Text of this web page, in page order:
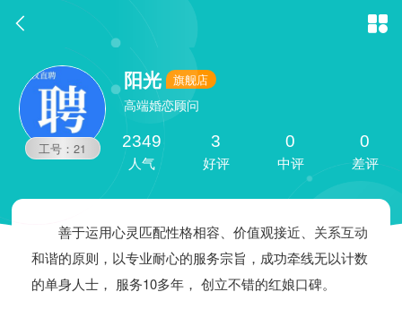

工号：21
阳光 旗舰店
高端婚恋顾问
2349
人气
3
好评
0
中评
0
差评
善于运用心灵匹配性格相容、价值观接近、关系互动
和谐的原则，以专业耐心的服务宗旨，成功牵线无以计数
的单身人士， 服务10多年， 创立不错的红娘口碑。
